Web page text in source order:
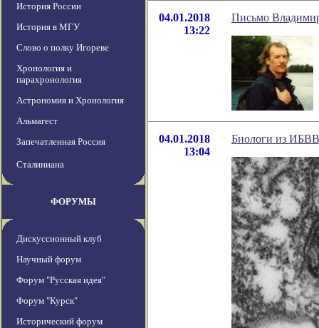
История России
История в МГУ
Слово о полку Игореве
Хронология и
парахронология
Астрономия и Хронология
Альмагест
Запечатленная Россия
Сталиниана
ФОРУМЫ
Дискуссионный клуб
Научный форум
Форум "Русская идея"
Форум "Курск"
Исторический форум
04.01.2018
13:22
Письмо
04.01.2018
13:04
Биологи из